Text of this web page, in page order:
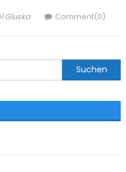
Gluska Comment(0)